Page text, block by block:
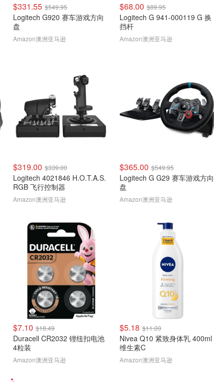
$331.55 $549.95
Logitech G920 赛车游戏方向
盘
Amazon澳洲亚马逊
$68.00 $89.95
Logitech G 941-000119 G 换
挡杆
Amazon澳洲亚马逊
$319.00 $339.00
Logitech 4021846 H.O.T.A.S.
RGB 飞行控制器
Amazon澳洲亚马逊
$365.00 $549.95
Logitech G G29 赛车游戏方向
盘
Amazon澳洲亚马逊
$7.10 $18.49
Duracell CR2032 锂纽扣电池
4粒装
Amazon澳洲亚马逊
$5.18 $11.00
Nivea Q10 紧致身体乳 400ml
维生素C
Amazon澳洲亚马逊